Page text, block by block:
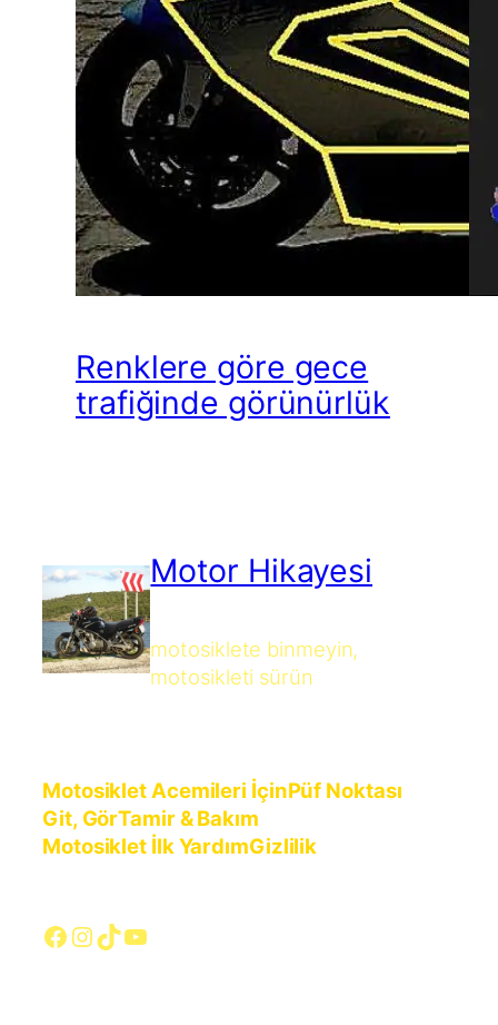
Renklere göre gece
trafiğinde görünürlük
Motor Hikayesi
motosiklete binmeyin,
motosikleti sürün
Motosiklet Acemileri İçinPüf Noktası
Git, GörTamir & Bakım
Motosiklet İlk YardımGizlilik
Facebook
Instagram
TikTok
YouTube